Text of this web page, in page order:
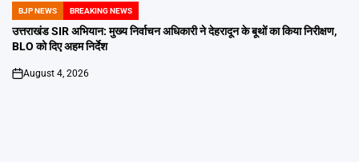
POSTED
IN
BJP NEWS BREAKING NEWS
उत्तराखंड SIR अभियान: मुख्य निर्वाचन अधिकारी ने देहरादून के बूथों का किया निरीक्षण,
BLO को दिए अहम निर्देश
on
August 4, 2026